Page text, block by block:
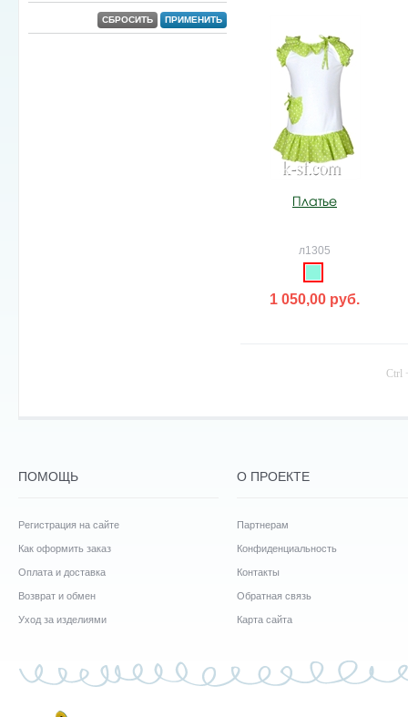
СБРОСИТЬ ПРИМЕНИТЬ
Платье
л1305
1 050,00 руб.
Ctrl
ПОМОЩЬ
Регистрация на сайте
Как оформить заказ
Оплата и доставка
Возврат и обмен
Уход за изделиями
О ПРОЕКТЕ
Партнерам
Конфиденциальность
Контакты
Обратная связь
Карта сайта